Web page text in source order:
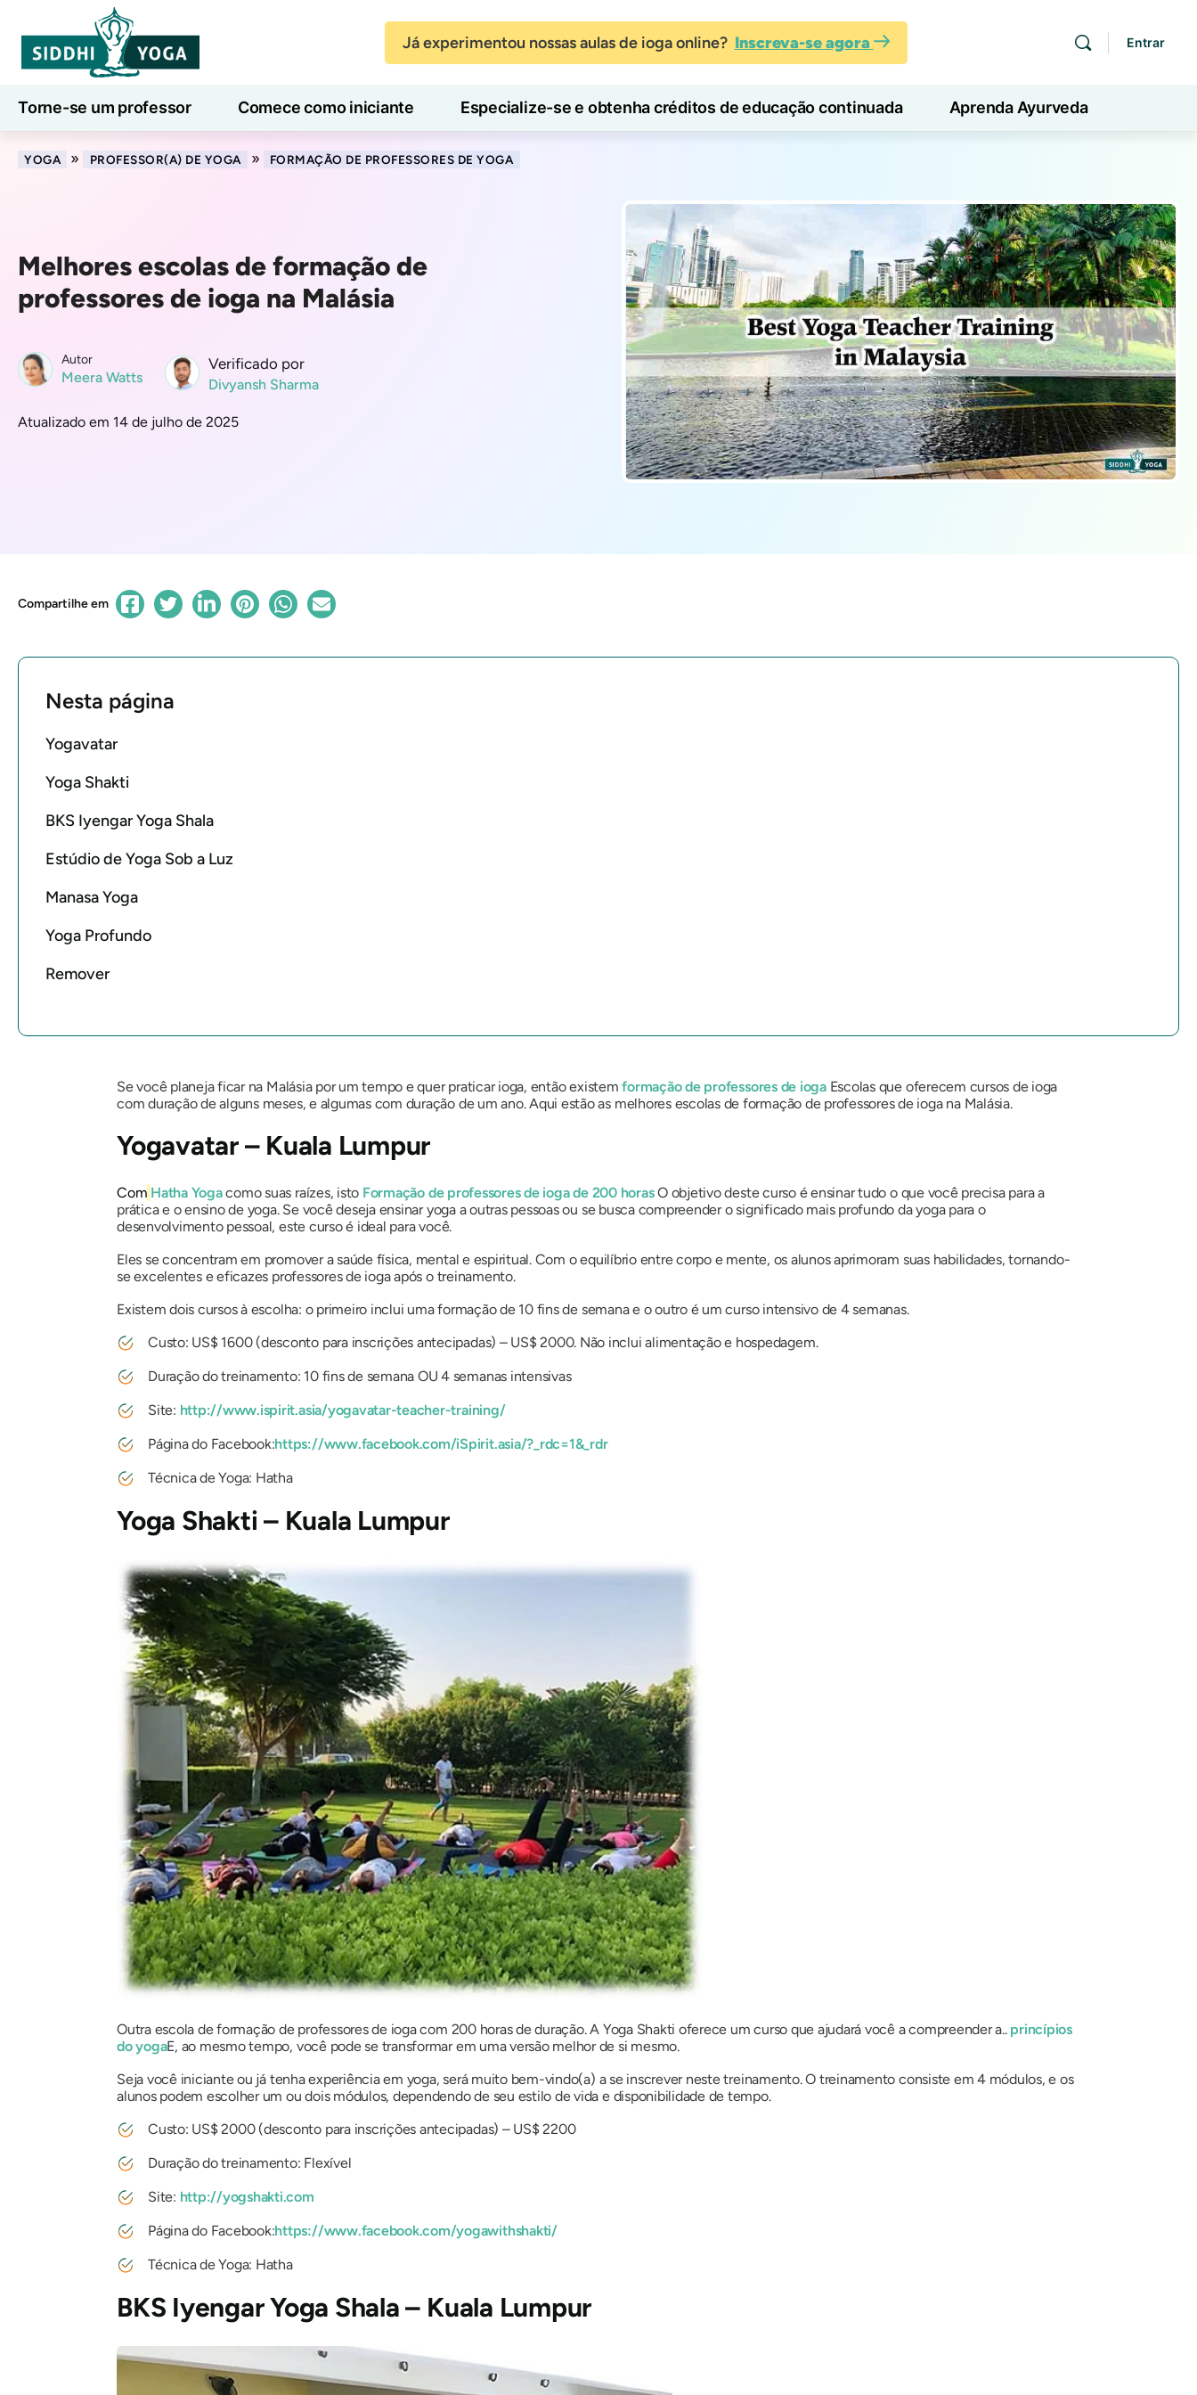
Já experimentou nossas aulas de ioga online? Inscreva-se agora Entrar
Torne-se um professor Comece como iniciante Especialize-se e obtenha créditos de educação continuada Aprenda Ayurveda
Aulas de ioga online 7 Dias de Bem-Estar Blog Aprender
YOGA » PROFESSOR(A) DE YOGA » FORMAÇÃO DE PROFESSORES DE YOGA
Melhores escolas de formação de
professores de ioga na Malásia
Autor
Meera Watts
Verificado por
Divyansh Sharma
Atualizado em 14 de julho de 2025
Compartilhe em
Nesta página
Yogavatar
Yoga Shakti
BKS Iyengar Yoga Shala
Estúdio de Yoga Sob a Luz
Manasa Yoga
Yoga Profundo
Remover
Se você planeja ficar na Malásia por um tempo e quer praticar ioga, então existemformação de professores de iogaEscolas que oferecem cursos de ioga
com duração de alguns meses, e algumas com duração de um ano. Aqui estão as melhores escolas de formação de professores de ioga na Malásia.
Yogavatar – Kuala Lumpur
Com Hatha Yogacomo suas raízes, isto Formação de professores de ioga de 200 horasO objetivo deste curso é ensinar tudo o que você precisa para a
prática e o ensino de yoga. Se você deseja ensinar yoga a outras pessoas ou se busca compreender o significado mais profundo da yoga para o
desenvolvimento pessoal, este curso é ideal para você.
Eles se concentram em promover a saúde física, mental e espiritual. Com o equilíbrio entre corpo e mente, os alunos aprimoram suas habilidades, tornando-
se excelentes e eficazes professores de ioga após o treinamento.
Existem dois cursos à escolha: o primeiro inclui uma formação de 10 fins de semana e o outro é um curso intensivo de 4 semanas.
Custo: US$ 1600 (desconto para inscrições antecipadas) – US$ 2000. Não inclui alimentação e hospedagem.
Duração do treinamento: 10 fins de semana OU 4 semanas intensivas
Site: http://www.ispirit.asia/yogavatar-teacher-training/
Página do Facebook:https://www.facebook.com/iSpirit.asia/?_rdc=1&_rdr
Técnica de Yoga: Hatha
Yoga Shakti – Kuala Lumpur
Outra escola de formação de professores de ioga com 200 horas de duração. A Yoga Shakti oferece um curso que ajudará você a compreender a.. princípios
do yogaE, ao mesmo tempo, você pode se transformar em uma versão melhor de si mesmo.
Seja você iniciante ou já tenha experiência em yoga, será muito bem-vindo(a) a se inscrever neste treinamento. O treinamento consiste em 4 módulos, e os
alunos podem escolher um ou dois módulos, dependendo de seu estilo de vida e disponibilidade de tempo.
Custo: US$ 2000 (desconto para inscrições antecipadas) – US$ 2200
Duração do treinamento: Flexível
Site: http://yogshakti.com
Página do Facebook:https://www.facebook.com/yogawithshakti/
Técnica de Yoga: Hatha
BKS Iyengar Yoga Shala – Kuala Lumpur